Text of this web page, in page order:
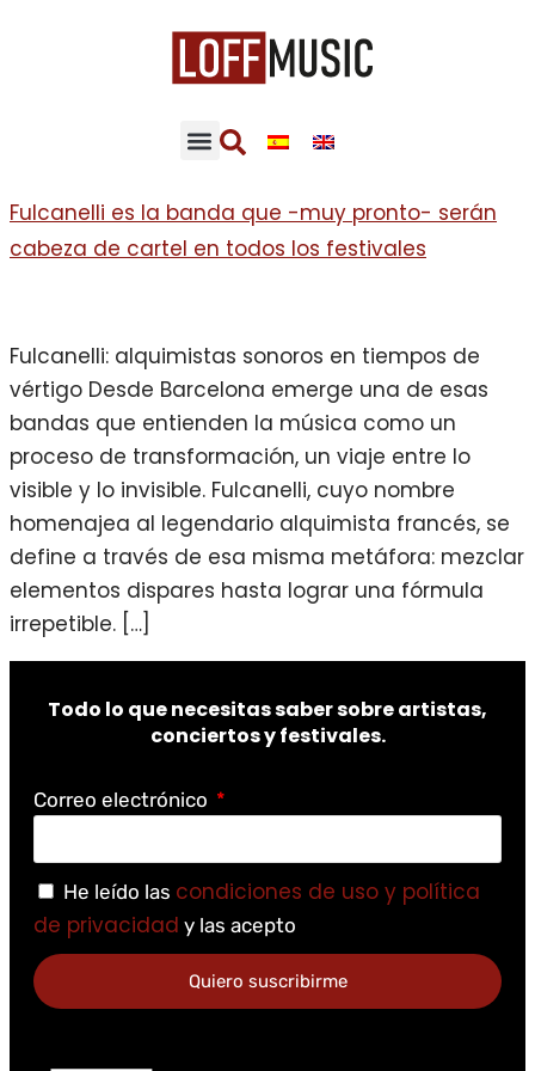
Fulcanelli es la banda que -muy pronto- serán
cabeza de cartel en todos los festivales
Fulcanelli: alquimistas sonoros en tiempos de
vértigo Desde Barcelona emerge una de esas
bandas que entienden la música como un
proceso de transformación, un viaje entre lo
visible y lo invisible. Fulcanelli, cuyo nombre
homenajea al legendario alquimista francés, se
define a través de esa misma metáfora: mezclar
elementos dispares hasta lograr una fórmula
irrepetible. […]
Todo lo que necesitas saber sobre artistas,
conciertos y festivales.
Correo electrónico
He leído las condiciones de uso y política
de privacidad y las acepto
Quiero suscribirme